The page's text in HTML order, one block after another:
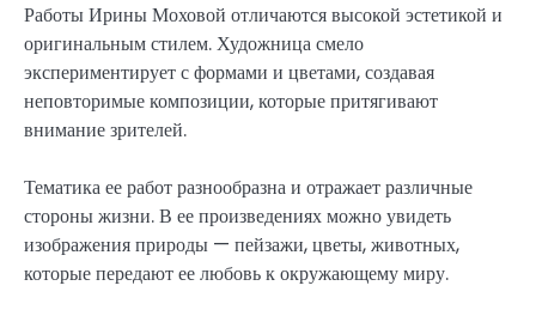
Работы Ирины Моховой отличаются высокой эстетикой и
оригинальным стилем. Художница смело
экспериментирует с формами и цветами, создавая
неповторимые композиции, которые притягивают
внимание зрителей.
Тематика ее работ разнообразна и отражает различные
стороны жизни. В ее произведениях можно увидеть
изображения природы — пейзажи, цветы, животных,
которые передают ее любовь к окружающему миру.